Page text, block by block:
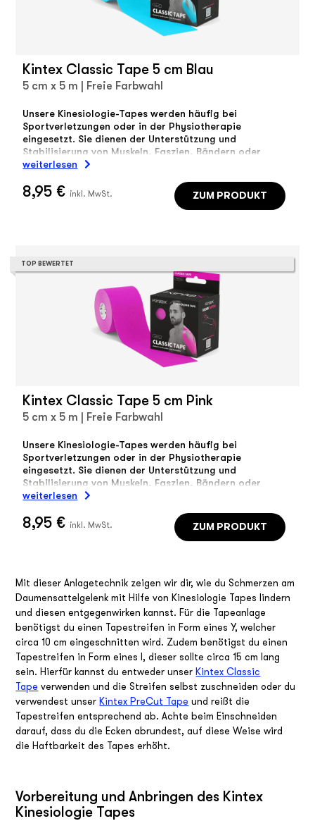
Kintex Classic Tape 5 cm Blau
5 cm x 5 m | Freie Farbwahl
Unsere Kinesiologie-Tapes werden häufig bei
Sportverletzungen oder in der Physiotherapie
eingesetzt. Sie dienen der Unterstützung und
Stabilisierung von Muskeln, Faszien, Bändern oder
Gelenken.
weiterlesen
8,95 € inkl. MwSt. ZUM PRODUKT
Kintex Classic Tape 5 cm Pink
5 cm x 5 m | Freie Farbwahl
Unsere Kinesiologie-Tapes werden häufig bei
Sportverletzungen oder in der Physiotherapie
eingesetzt. Sie dienen der Unterstützung und
Stabilisierung von Muskeln, Faszien, Bändern oder
Gelenken.
weiterlesen
8,95 € inkl. MwSt. ZUM PRODUKT
TOP BEWERTET
Mit dieser Anlagetechnik zeigen wir dir, wie du Schmerzen am
Daumensattelgelenk mit Hilfe von Kinesiologie Tapes lindern
und diesen entgegenwirken kannst. Für die Tapeanlage
benötigst du einen Tapestreifen in Form eines Y, welcher
circa 10 cm eingeschnitten wird. Zudem benötigst du einen
Tapestreifen in Form eines I, dieser sollte circa 15 cm lang
sein. Hierfür kannst du entweder unser Kintex Classic
Tape verwenden und die Streifen selbst zuschneiden oder du
verwendest unser Kintex PreCut Tape und reißt die
Tapestreifen entsprechend ab. Achte beim Einschneiden
darauf, dass du die Ecken abrundest, auf diese Weise wird
die Haftbarkeit des Tapes erhöht.
Vorbereitung und Anbringen des Kintex
Kinesiologie Tapes